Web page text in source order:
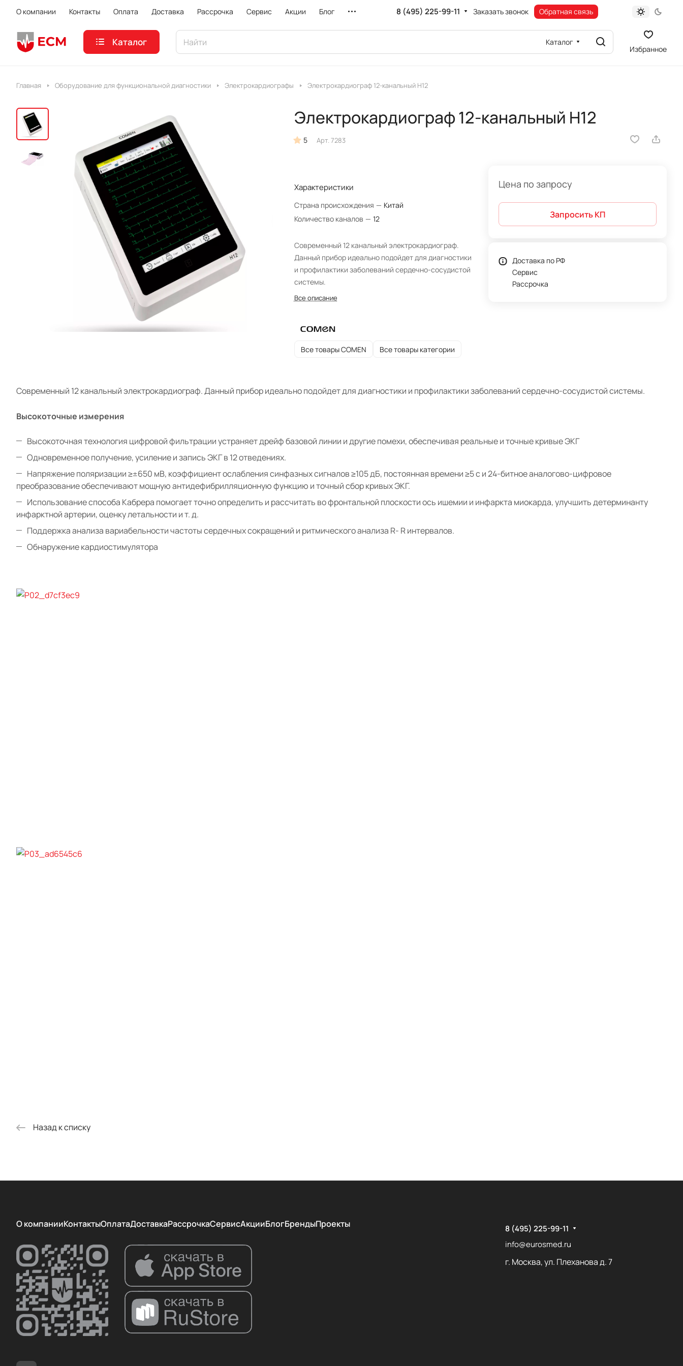
О компании Контакты Оплата Доставка Рассрочка Сервис Акции Блог 8 (495) 225-99-11 Заказать звонок Обратная связь
Каталог Каталог
Избранное
Главная Оборудование для функциональной диагностики Электрокардиографы Электрокардиограф 12-канальный H12
Электрокардиограф 12-канальный H12
5 Арт. 7283
Характеристики
Страна происхождения — Китай
Количество каналов — 12
Cовременный 12 канальный электрокардиограф.
Данный прибор идеально подойдет для диагностики
и профилактики заболеваний сердечно-сосудистой
системы.
Все описание
Все товары COMEN Все товары категории
Цена по запросу
Запросить КП
Доставка по РФ
Сервис
Рассрочка
Cовременный 12 канальный электрокардиограф. Данный прибор идеально подойдет для диагностики и профилактики заболеваний сердечно-сосудистой системы.
Высокоточные измерения
Высокоточная технология цифровой фильтрации устраняет дрейф базовой линии и другие помехи, обеспечивая реальные и точные кривые ЭКГ
Одновременное получение, усиление и запись ЭКГ в 12 отведениях.
Напряжение поляризации ≥±650 мВ, коэффициент ослабления синфазных сигналов ≥105 дБ, постоянная времени ≥5 с и 24-битное аналогово-цифровое
преобразование обеспечивают мощную антидефибрилляционную функцию и точный сбор кривых ЭКГ.
Использование способа Кабрера помогает точно определить и рассчитать во фронтальной плоскости ось ишемии и инфаркта миокарда, улучшить детерминанту
инфарктной артерии, оценку летальности и т. д.
Поддержка анализа вариабельности частоты сердечных сокращений и ритмического анализа R- R интервалов.
Обнаружение кардиостимулятора
Назад к списку
О компанииКонтактыОплатаДоставкаРассрочкаСервисАкцииБлогБрендыПроекты
8 (495) 225-99-11
info@eurosmed.ru
г. Москва, ул. Плеханова д. 7